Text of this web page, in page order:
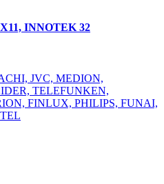
INNOTEK 32
JVC, MEDION,
TELEFUNKEN,
FINLUX, PHILIPS, FUNAI,